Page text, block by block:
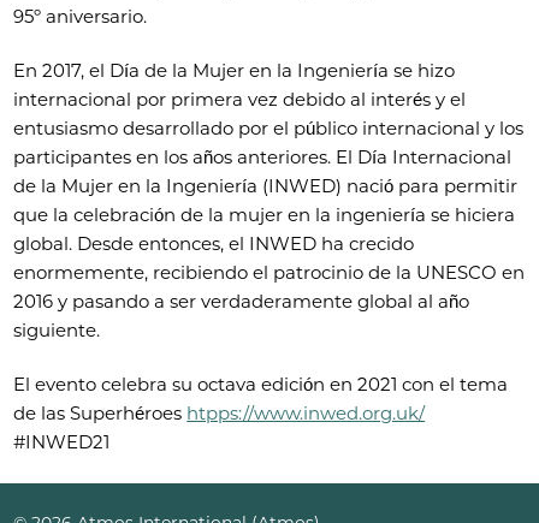
95º aniversario.
En 2017, el Día de la Mujer en la Ingeniería se hizo
internacional por primera vez debido al interés y el
entusiasmo desarrollado por el público internacional y los
participantes en los años anteriores. El Día Internacional
de la Mujer en la Ingeniería (INWED) nació para permitir
que la celebración de la mujer en la ingeniería se hiciera
global. Desde entonces, el INWED ha crecido
enormemente, recibiendo el patrocinio de la UNESCO en
2016 y pasando a ser verdaderamente global al año
siguiente.
El evento celebra su octava edición en 2021 con el tema
de las Superhéroes htpps://www.inwed.org.uk/
#INWED21